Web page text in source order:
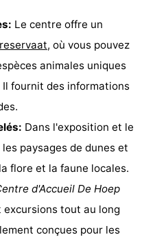
Le centre offre un
, où vous pouvez
animales uniques
fournit des informations
Dans l'exposition et le
paysages de dunes et
flore et la faune locales.
d'Accueil De Hoep
tout au long
conçues pour les